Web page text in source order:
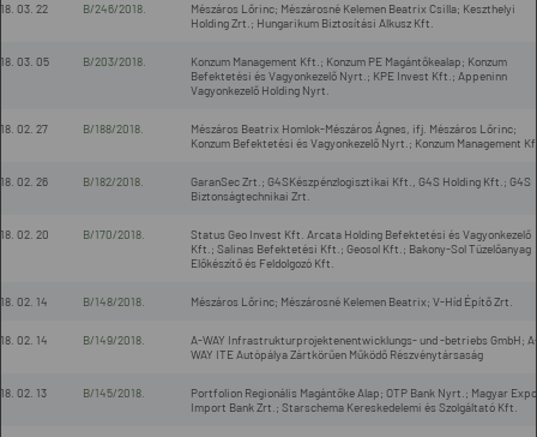
03. 22 B/246/2018.
Mészáros Lőrinc; Mészárosné Kelemen Beatrix Csilla; Keszthelyi
Holding Zrt.; Hungarikum Biztosítási Alkusz Kft.
03. 05 B/203/2018.
Konzum Management Kft.; Konzum PE Magántőkealap; Konzum
Befektetési és Vagyonkezelő Nyrt.; KPE Invest Kft.; Appeninn
Vagyonkezelő Holding Nyrt.
02. 27 B/188/2018.
Mészáros Beatrix Homlok-Mészáros Ágnes, ifj. Mészáros Lőrinc;
Konzum Befektetési és Vagyonkezelő Nyrt.; Konzum Management
02. 26 B/182/2018.
GaranSec Zrt.; G4SKészpénzlogisztikai Kft., G4S Holding Kft.; G4S
Biztonságtechnikai Zrt.
02. 20 B/170/2018.
Status Geo Invest Kft. Arcata Holding Befektetési és Vagyonkezelő
Kft.; Salinas Befektetési Kft.; Geosol Kft.; Bakony-Sol Tüzelőanyag
Előkészítő és Feldolgozó Kft.
02. 14 B/148/2018. Mészáros Lőrinc; Mészárosné Kelemen Beatrix; V-Híd Építő Zrt.
02. 14 B/149/2018.
A-WAY Infrastrukturprojektenentwicklungs- und -betriebs GmbH;
WAY ITE Autópálya Zártkörűen Működő Részvénytársaság
02. 13 B/145/2018.
Portfolion Regionális Magántőke Alap; OTP Bank Nyrt.; Magyar
Import Bank Zrt.; Starschema Kereskedelemi és Szolgáltató Kft.